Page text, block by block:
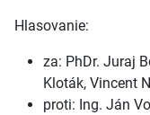
Hlasovanie:
za: PhDr. Juraj
Kloták, Vincent
proti: Ing. Ján